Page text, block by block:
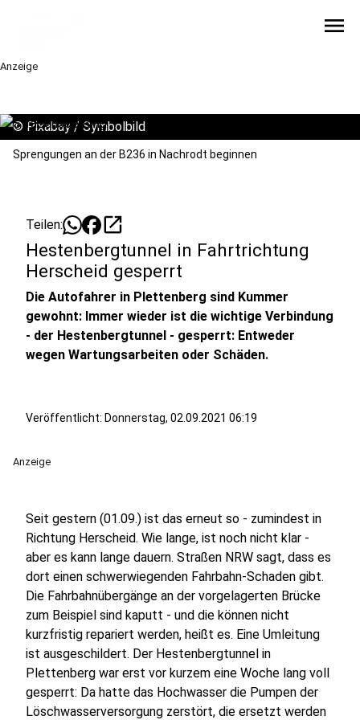
menu
Anzeige
© Pixabay / Symbolbild
Sprengungen an der B236 in Nachrodt beginnen
Teilen: open_in_new
Hestenbergtunnel in Fahrtrichtung
Herscheid gesperrt
Die Autofahrer in Plettenberg sind Kummer
gewohnt: Immer wieder ist die wichtige Verbindung
- der Hestenbergtunnel - gesperrt: Entweder
wegen Wartungsarbeiten oder Schäden.
Veröffentlicht: Donnerstag, 02.09.2021 06:19
Anzeige
Seit gestern (01.09.) ist das erneut so - zumindest in
Richtung Herscheid. Wie lange, ist noch nicht klar -
aber es kann lange dauern. Straßen NRW sagt, dass es
dort einen schwerwiegenden Fahrbahn-Schaden gibt.
Die Fahrbahnübergänge an der vorgelagerten Brücke
zum Beispiel sind kaputt - und die können nicht
kurzfristig repariert werden, heißt es. Eine Umleitung
ist ausgeschildert. Der Hestenbergtunnel in
Plettenberg war erst vor kurzem eine Woche lang voll
gesperrt: Da hatte das Hochwasser die Pumpen der
Löschwasserversorgung zerstört, die ersetzt werden